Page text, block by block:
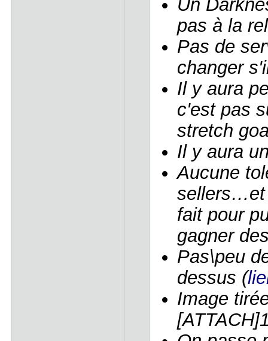
Un
pas à la
Pas de
changer
Il y aura
c'est pas
stretch
Il y aura
Aucune
sellers…et
fait pour
gagner
Pas\peu
dessus (
Image